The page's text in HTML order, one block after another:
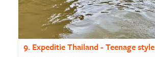
9. Expeditie Thailand - Teenage style